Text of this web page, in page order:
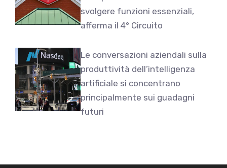
svolgere funzioni essenziali,
afferma il 4° Circuito
Le conversazioni aziendali sulla
produttività dell’intelligenza
artificiale si concentrano
principalmente sui guadagni
futuri